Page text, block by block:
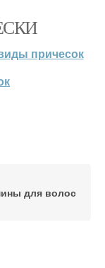
причесок
для волос